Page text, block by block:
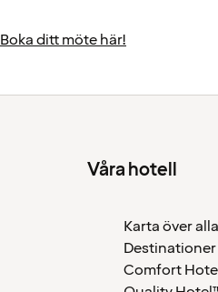
Boka ditt möte här!
Våra hotell
Karta över
Destinationer
Comfort